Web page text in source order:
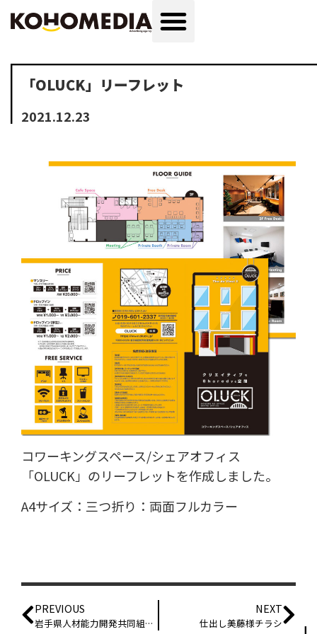
「OLUCK」リーフレット
2021.12.23
コワーキングスペース/シェアオフィス
「OLUCK」のリーフレットを作成しました。
A4サイズ：三つ折り：両面フルカラー
PREVIOUS
岩手県人材能力開発共同組合様リーフレット
NEXT
仕出し美藤様チラシ